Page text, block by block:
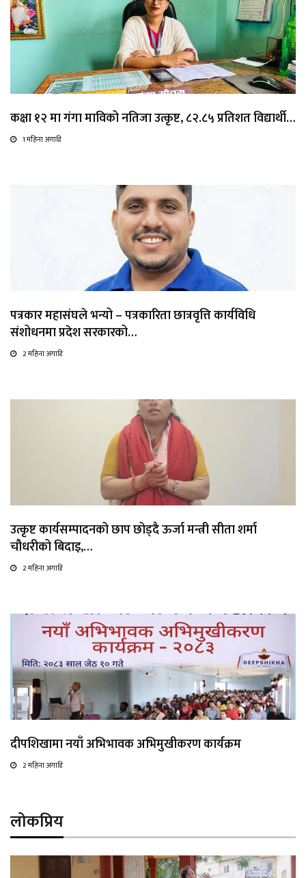
कक्षा १२ मा गंगा माविको नतिजा उत्कृष्ट, ८२.८५ प्रतिशत विद्यार्थी…
1 महिना अगाडि
पत्रकार महासंघले भन्यो – पत्रकारिता छात्रवृत्ति कार्यविधि
संशोधनमा प्रदेश सरकारको…
2 महिना अगाडि
उत्कृष्ट कार्यसम्पादनको छाप छोड्दै ऊर्जा मन्त्री सीता शर्मा
चौधरीको बिदाइ,…
2 महिना अगाडि
दीपशिखामा नयाँ अभिभावक अभिमुखीकरण कार्यक्रम
2 महिना अगाडि
लोकप्रिय